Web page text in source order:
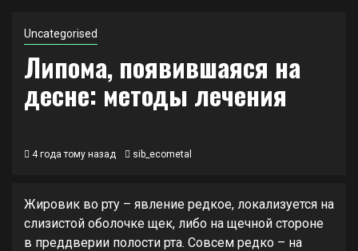
Uncategorised
Липома, появившаяся на
десне: методы лечения
4 года тому назад sib_ecometal
Жировик во рту – явление редкое, локализуется на
слизистой оболочке щек, либо на щечной стороне
в преддверии полости рта. Совсем редко – на